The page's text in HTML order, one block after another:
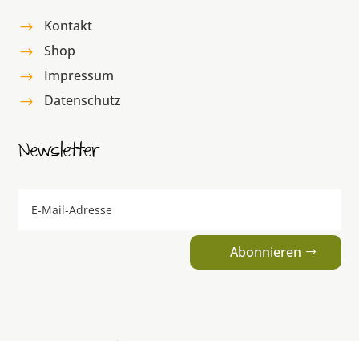
$ Kontakt
$ Shop
$ Impressum
$ Datenschutz
Newsletter
Abonnieren